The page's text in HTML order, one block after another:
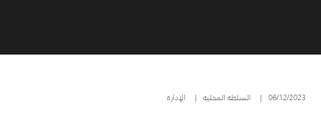
06/12/2023
| السلطة المحلية | الإدارة